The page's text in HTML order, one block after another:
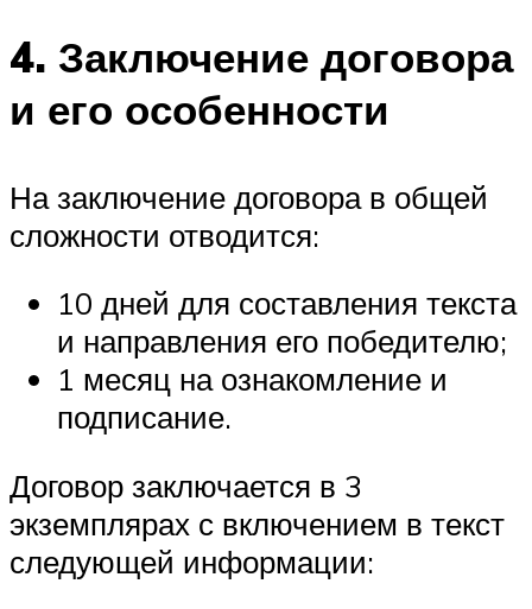
4. Заключение договора
и его особенности
На заключение договора в общей
сложности отводится:
10 дней для составления текста
и направления его победителю;
1 месяц на ознакомление и
подписание.
Договор заключается в 3
экземплярах с включением в текст
следующей информации: